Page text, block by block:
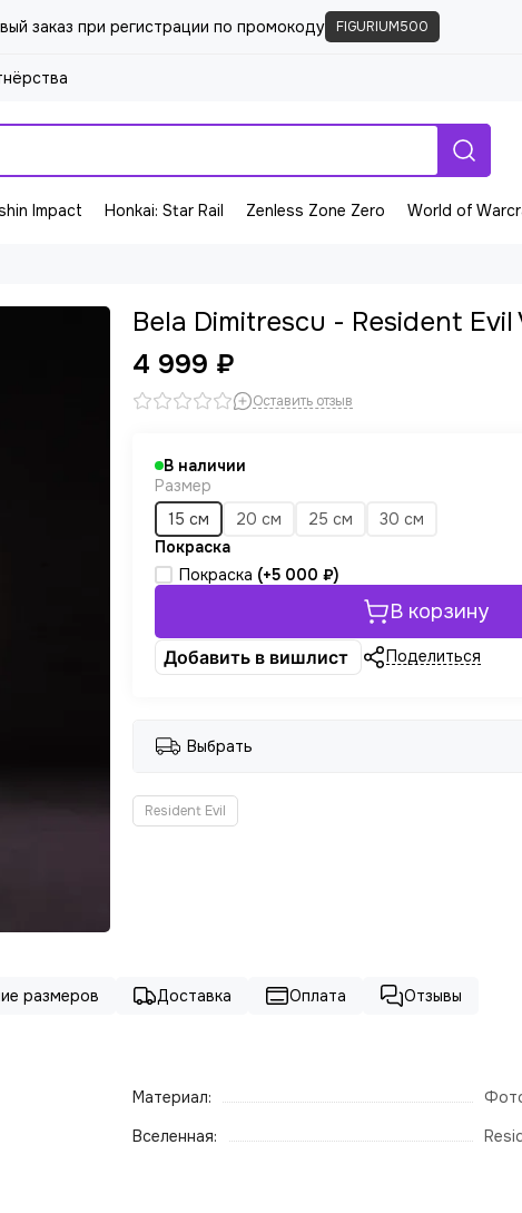
заказ при регистрации по промокоду FIGURIUM500
Impact Honkai: Star Rail Zenless Zone Zero World of
Bela Dimitrescu - Resident Evil
4 999 ₽
Оставить отзыв
В наличии
Размер
15 см
20 см 25 см
30 см
Покраска
Покраска (+5 000 ₽)
В корзину
Добавить в вишлист Поделиться
Выбрать
Resident Evil
размеров Доставка Оплата Отзывы
Материал:
Вселенная: